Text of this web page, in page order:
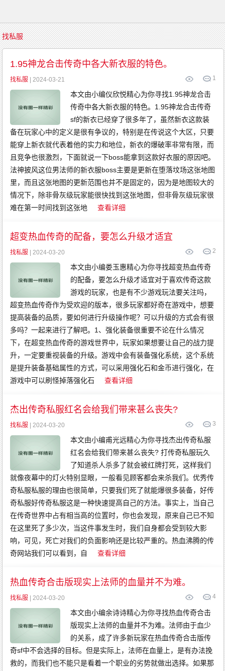
首
页
传
奇
游
戏
复
古
传
奇
新
开
传
奇
传
奇
发
布
精
品
传
奇
英
雄
传
奇
金
币
传
奇
中
变
传
奇
变
态
传
奇
网
通
传
奇
找私服
1.95神龙合击传奇中各大新衣服的特色。
1
找私服 | 2024-03-21
本文由小编仪欣悦精心为你寻找1.95神龙合击
传奇中各大新衣服的特色。1.95神龙合击传奇
sf的新衣已经穿了很多年了，虽然新衣这款装
备在玩家心中的定义是很有争议的，特别是在传说这个大区，只要
能穿上新衣就代表着他的实力和地位，新衣的爆破率非常有限，而
且竞争也很激烈，下面就说一下boss能拿到这款好衣服的原因吧。
法神披风这位男法师的新衣服boss主要是更新在堕落坟场这张地图
里，而且这张地图的更新范围也并不是固定的，因为是地图较大的
情况下，除非骨灰级玩家能很快找到这张地图，但非骨灰级玩家很
难在第一时间找到这张地
查看详细
超变热血传奇的配备，要怎么升级才适宜
2
找私服 | 2024-03-20
本文由小编娄玉惠精心为你寻找超变热血传奇
的配备，要怎么升级才适宜对于喜欢传奇这款
游戏的玩家，也是有不少游戏玩法要关注吗，
超变热血传奇作为受欢迎的版本，很多玩家都好奇在游戏中，想要
提高装备的品质，要如何进行升级操作呢？可以升级的方式会有很
多吗？一起来进行了解吧。1、强化装备很重要不论在什么情况
下，在超变热血传奇的游戏世界中，玩家如果想要让自己的战力提
升，一定要重视装备的升级。游戏中会有装备强化系统，这个系统
是提升装备基础属性的方式，可以采用强化石和金币进行强化，在
游戏中可以刷怪掉落强化石
查看详细
杰出传奇私服红名会给我们带来甚么丧失?
3
找私服 | 2024-03-20
本文由小编甫光远精心为你寻找杰出传奇私服
红名会给我们带来甚么丧失? 打传奇私服玩久
了知道杀人杀多了就会被红牌打死，这样我们
就像夜幕中的灯火特别显眼，一般看见顾客都会来杀我们。优秀传
奇私服私服的理由也很简单，只要我们死了就能爆很多装备，好传
奇私服好传奇私服这是一种快速提高自己的方法。事实上，当自己
在传奇世界中占有相当高的位置时，你也会发现，原来自己已不知
在这里死了多少次，当这件事发生时，我们自身都会受到较大影
响，可见，死亡对我们的负面影响还是比较严重的。热血沸腾的传
奇网站我们可以看到，自
查看详细
热血传奇合击版现实上法师的血量并不为难。
4
找私服 | 2024-03-20
本文由小编余诗诗精心为你寻找热血传奇合击
版现实上法师的血量并不为难。法师由于血少
的关系，成了许多新玩家在热血传奇合击版传
奇sf中不会选择的目标。但是实际上，法师在血量上，是有办法挽
救的，而我们也不能只是看着一个职业的劣势就做出选择。如果那